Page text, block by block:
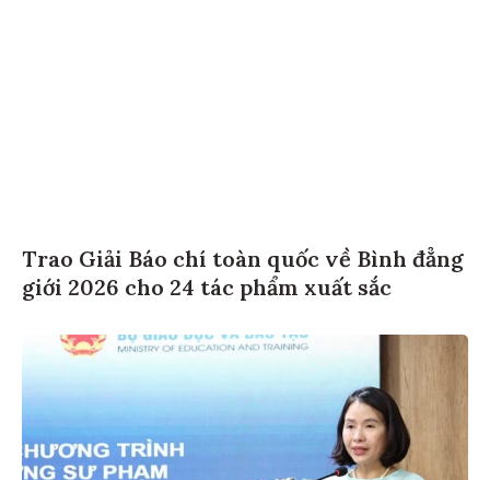
Trao Giải Báo chí toàn quốc về Bình đẳng
giới 2026 cho 24 tác phẩm xuất sắc